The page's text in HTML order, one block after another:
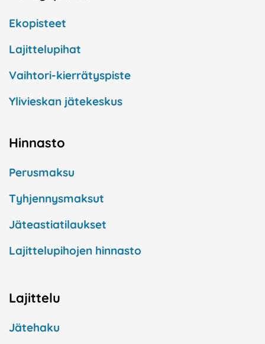
Ekopisteet
Lajittelupihat
Vaihtori-kierrätyspiste
Ylivieskan jätekeskus
Hinnasto
Perusmaksu
Tyhjennysmaksut
Jäteastiatilaukset
Lajittelupihojen hinnasto
Lajittelu
Jätehaku